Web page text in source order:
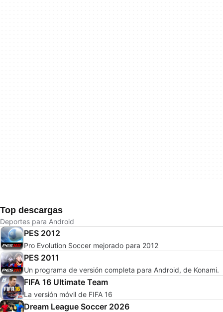
Top descargas
Deportes para Android
PES 2012
Pro Evolution Soccer mejorado para 2012
PES 2011
Un programa de versión completa para Android, de Konami.
FIFA 16 Ultimate Team
La versión móvil de FIFA 16
Dream League Soccer 2026